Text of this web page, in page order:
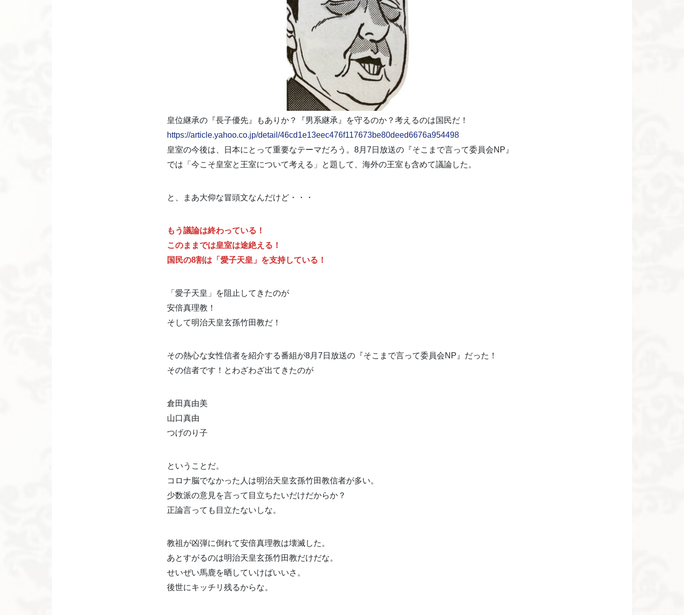
皇位継承の『長子優先』もありか？『男系継承』を守るのか？考えるのは国民だ！
https://article.yahoo.co.jp/detail/46cd1e13eec476f117673be80deed6676a954498
皇室の今後は、日本にとって重要なテーマだろう。8月7日放送の『そこまで言って委員会NP』
では「今こそ皇室と王室について考える」と題して、海外の王室も含めて議論した。
と、まあ大仰な冒頭文なんだけど・・・
もう議論は終わっている！
このままでは皇室は途絶える！
国民の8割は「愛子天皇」を支持している！
「愛子天皇」を阻止してきたのが
安倍真理教！
そして明治天皇玄孫竹田教だ！
その熱心な女性信者を紹介する番組が8月7日放送の『そこまで言って委員会NP』だった！
その信者です！とわざわざ出てきたのが
倉田真由美
山口真由
つげのり子
ということだ。
コロナ脳でなかった人は明治天皇玄孫竹田教信者が多い。
少数派の意見を言って目立ちたいだけだからか？
正論言っても目立たないしな。
教祖が凶弾に倒れて安倍真理教は壊滅した。
あとすがるのは明治天皇玄孫竹田教だけだな。
せいぜい馬鹿を晒していけばいいさ。
後世にキッチリ残るからな。